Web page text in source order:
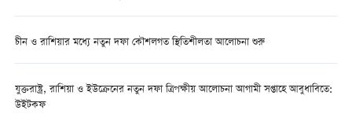
চীন ও রাশিয়ার মধ্যে নতুন দফা কৌশলগত স্থিতিশীলতা আলোচনা শুরু
যুক্তরাষ্ট্র, রাশিয়া ও ইউক্রেনের নতুন দফা ত্রিপক্ষীয় আলোচনা আগামী সপ্তাহে আবুধাবিতে:
উইটকফ